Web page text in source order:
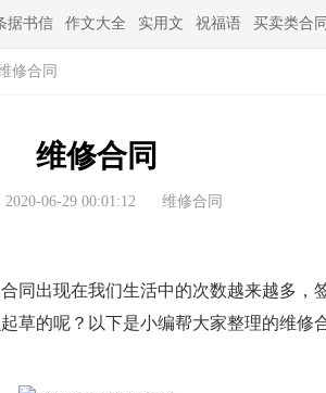
据书信 作文大全 实用文 祝福语 买卖类合同
修合同
维修合同
2020-06-29 00:01:12 维修合同
出现在我们生活中的次数越来越多，
草的呢？以下是小编帮大家整理的维修